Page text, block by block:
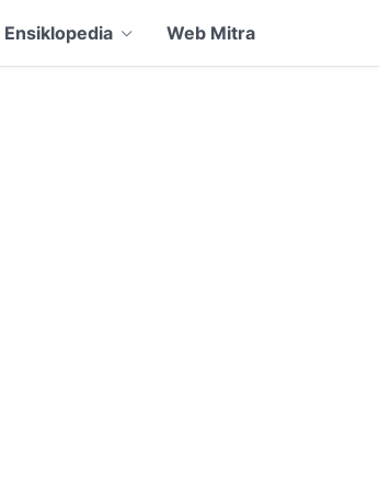
Ensiklopedia Web Mitra